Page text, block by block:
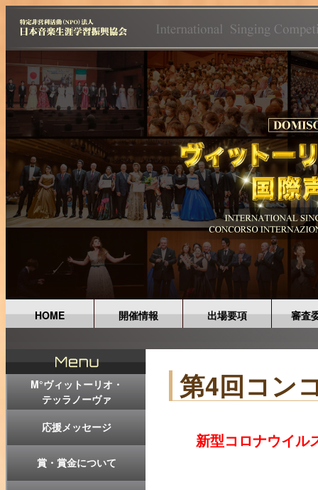
HOME 開催情報 出場要項 審査
M°ヴィットーリオ・
テッラノーヴァ
応援メッセージ
賞・賞金について
第4回コン
新型コロナウイル